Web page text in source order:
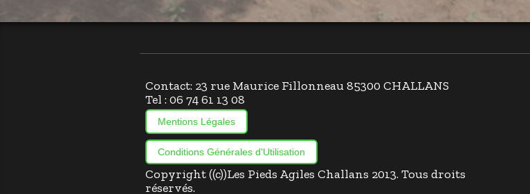
Contact: 23 rue Maurice Fillonneau 85300 CHALLANS
Tel : 06 74 61 13 08
Mentions Légales
Conditions Générales d'Utilisation
Copyright ((c))Les Pieds Agiles Challans 2013. Tous droits
réservés.